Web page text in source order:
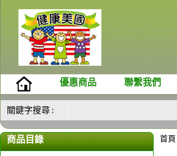
優惠商品 聯繫我們
關鍵字搜尋 :
商品目錄 首頁